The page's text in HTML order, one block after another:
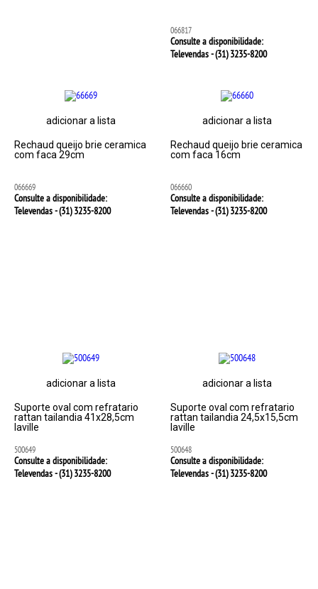
066817
Consulte a disponibilidade:
Televendas - (31)3235-8200
adicionar a lista
Rechaud queijo brie ceramica
com faca 29cm
066669
Consulte a disponibilidade:
Televendas - (31)3235-8200
adicionar a lista
Rechaud queijo brie ceramica
com faca 16cm
066660
Consulte a disponibilidade:
Televendas - (31)3235-8200
adicionar a lista
Suporte oval com refratario
rattan tailandia 41x28,5cm
laville
500649
Consulte a disponibilidade:
Televendas - (31)3235-8200
adicionar a lista
Suporte oval com refratario
rattan tailandia 24,5x15,5cm
laville
500648
Consulte a disponibilidade:
Televendas - (31)3235-8200